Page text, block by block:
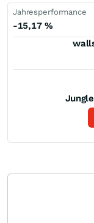
Jahresperformance
-15,17 %